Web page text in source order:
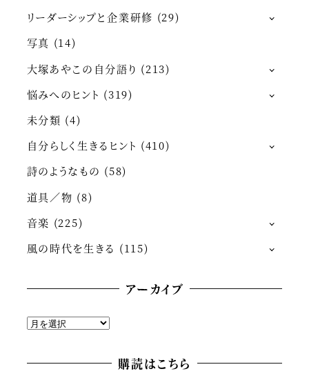
リーダーシップと企業研修 (29)
写真 (14)
大塚あやこの自分語り (213)
悩みへのヒント (319)
未分類 (4)
自分らしく生きるヒント (410)
詩のようなもの (58)
道具／物 (8)
音楽 (225)
風の時代を生きる (115)
アーカイブ
ア
購読はこちら